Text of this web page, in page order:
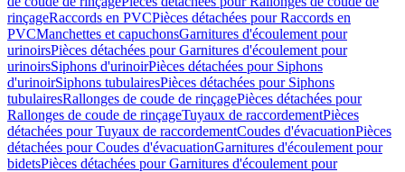
rinçageRaccords en PVCPièces détachées pour Raccords en
PVCManchettes et capuchonsGarnitures d'écoulement pour
urinoirsPièces détachées pour Garnitures d'écoulement pour
urinoirsSiphons d'urinoirPièces détachées pour Siphons
d'urinoirSiphons tubulairesPièces détachées pour Siphons
tubulairesRallonges de coude de rinçagePièces détachées pour
Rallonges de coude de rinçageTuyaux de raccordementPièces
détachées pour Tuyaux de raccordementCoudes d'évacuationPièces
détachées pour Coudes d'évacuationGarnitures d'écoulement pour
bidetsPièces détachées pour Garnitures d'écoulement pour